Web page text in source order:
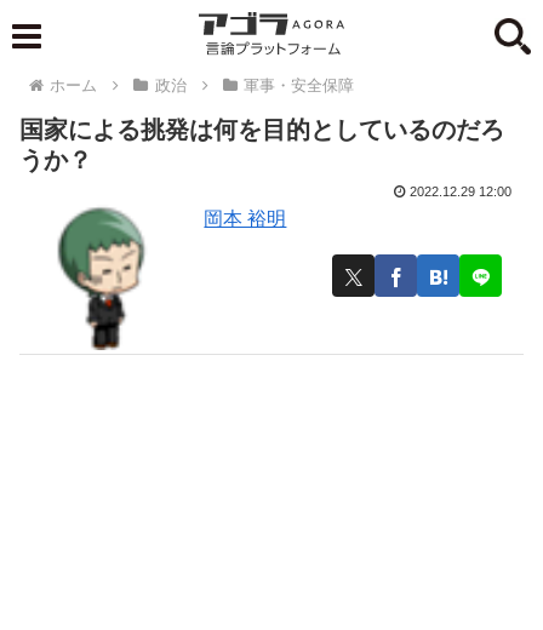
ホーム 政治 軍事・安全保障
国家による挑発は何を目的としているのだろ
うか？
岡本 裕明
2022.12.29 12:00